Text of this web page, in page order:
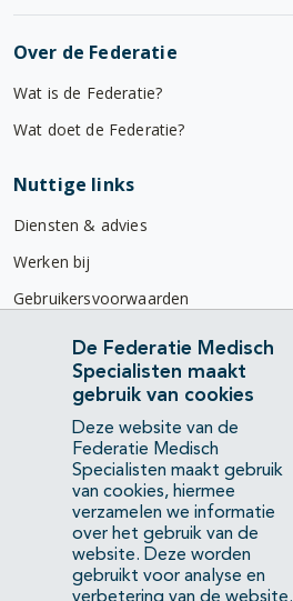
Over de Federatie
Wat is de Federatie?
Wat doet de Federatie?
Nuttige links
Diensten & advies
Werken bij
Gebruikersvoorwaarden
Privacyverklaring
Contact
Mercatorlaan 1200
3528 BL Utrecht
(088) 505 34 34
info@richtlijnendatabase.nl
YouTubeLinkedIn
De Federatie Medisch
Specialisten maakt
gebruik van cookies
Deze website van de
Federatie Medisch
Specialisten maakt gebruik
van cookies, hiermee
verzamelen we informatie
over het gebruik van de
website. Deze worden
gebruikt voor analyse en